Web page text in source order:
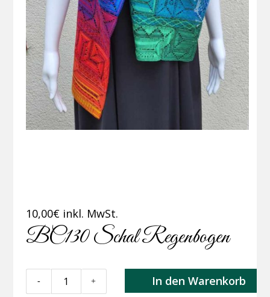
10,00€ inkl. MwSt.
BC130 Schal Regenbogen
Schal
- + In den Warenkorb